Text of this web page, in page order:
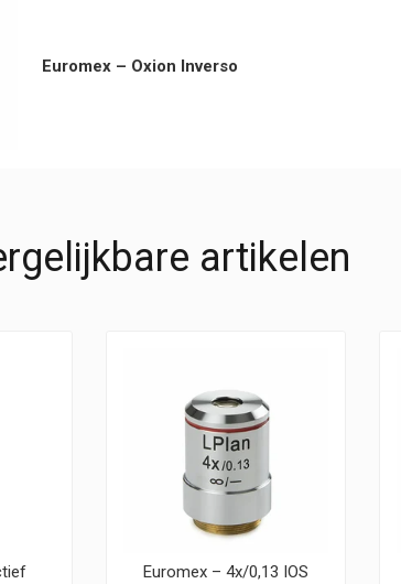
Euromex – Oxion Inverso
artikelen
Euromex – 4x/0,13 IOS